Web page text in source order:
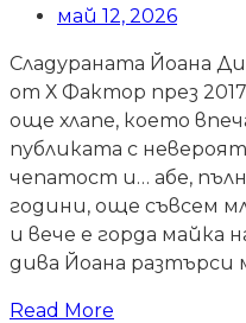
май 12, 2026
Сладураната Йоана
от Х Фактор през
още хлапе, което
публиката с
чепатост и… абе,
години, още съвсем
и вече е горда
дива Йоана разтърси
Read More